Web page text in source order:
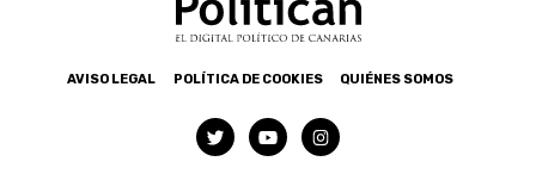
AVISO LEGAL POLÍTICA DE COOKIES QUIÉNES SOMOS